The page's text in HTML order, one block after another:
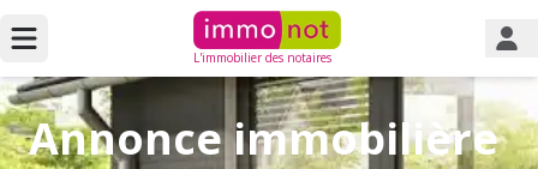
L'immobilier des notaires
Annonce immobilière